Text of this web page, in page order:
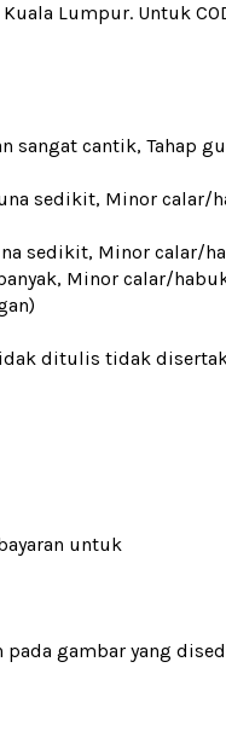
Lumpur. Untuk
sangat cantik, Tahap
sedikit, Minor calar/
sedikit, Minor calar/
Minor calar/
ditulis tidak
untuk
gambar yang